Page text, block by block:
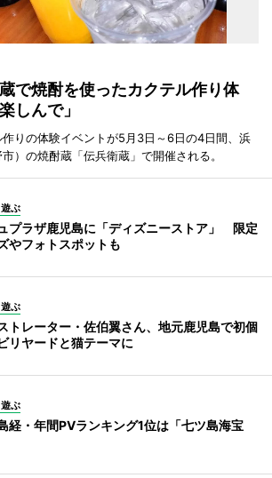
で焼酎を使ったカクテル作り体
しんで」
りの体験イベントが5月3日～6日の4日間、浜
）の焼酎蔵「伝兵衛蔵」で開催される。
ぶ
プラザ鹿児島に「ディズニーストア」 限定
やフォトスポットも
ぶ
トレーター・佐伯翼さん、地元鹿児島で初個
ヤードと猫テーマに
ぶ
経・年間PVランキング1位は「七ツ島海宝